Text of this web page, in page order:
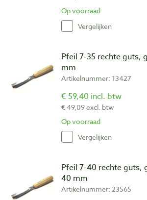
Op voorraad
Vergelijken
Pfeil 7-35 rechte guts,
mm
Artikelnummer: 13427
€ 59,40 incl. btw
€ 49,09 excl. btw
Op voorraad
Vergelijken
Pfeil 7-40 rechte guts,
40 mm
Artikelnummer: 23565